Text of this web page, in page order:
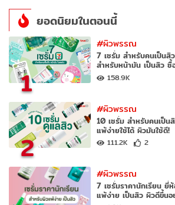
ยอดนิยมในตอนนี้
1
#ผิวพรรณ
7 เซรั่ม สำหรับคนเป็นสิ
สำหรับหน้ามัน เป็นสิว ซื้
158.9K
2
#ผิวพรรณ
10 เซรั่ม สำหรับคนเป็
แพ้ง่ายใช้ได้ ผิวมันใช้ดี!
111.2K 2
#ผิวพรรณ
7 เซรั่มราคานักเรียน ยี่
แพ้ง่าย เป็นสิว ผิวดีขึ้นอ